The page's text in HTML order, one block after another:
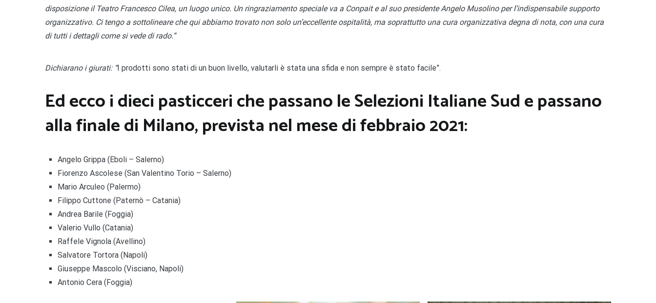
disposizione il Teatro Francesco Cilea, un luogo unico. Un ringraziamento speciale va a Conpait e al suo presidente Angelo Musolino per l’indispensabile supporto
organizzativo. Ci tengo a sottolineare che qui abbiamo trovato non solo un’eccellente ospitalità, ma soprattutto una cura organizzativa degna di nota, con una cura
di tutti i dettagli come si vede di rado.”
Dichiarano i giurati: “I prodotti sono stati di un buon livello, valutarli è stata una sfida e non sempre è stato facile”.
Ed ecco i dieci pasticceri che passano le Selezioni Italiane Sud e passano
alla finale di Milano, prevista nel mese di febbraio 2021:
Angelo Grippa (Eboli – Salerno)
Fiorenzo Ascolese (San Valentino Torio – Salerno)
Mario Arculeo (Palermo)
Filippo Cuttone (Paternò – Catania)
Andrea Barile (Foggia)
Valerio Vullo (Catania)
Raffele Vignola (Avellino)
Salvatore Tortora (Napoli)
Giuseppe Mascolo (Visciano, Napoli)
Antonio Cera (Foggia)